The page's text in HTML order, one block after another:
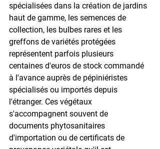
spécialisées dans la création de jardins
haut de gamme, les semences de
collection, les bulbes rares et les
greffons de variétés protégées
représentent parfois plusieurs
centaines d'euros de stock commandé
à l'avance auprès de pépiniéristes
spécialisés ou importés depuis
l'étranger. Ces végétaux
s'accompagnent souvent de
documents phytosanitaires
d'importation ou de certificats de